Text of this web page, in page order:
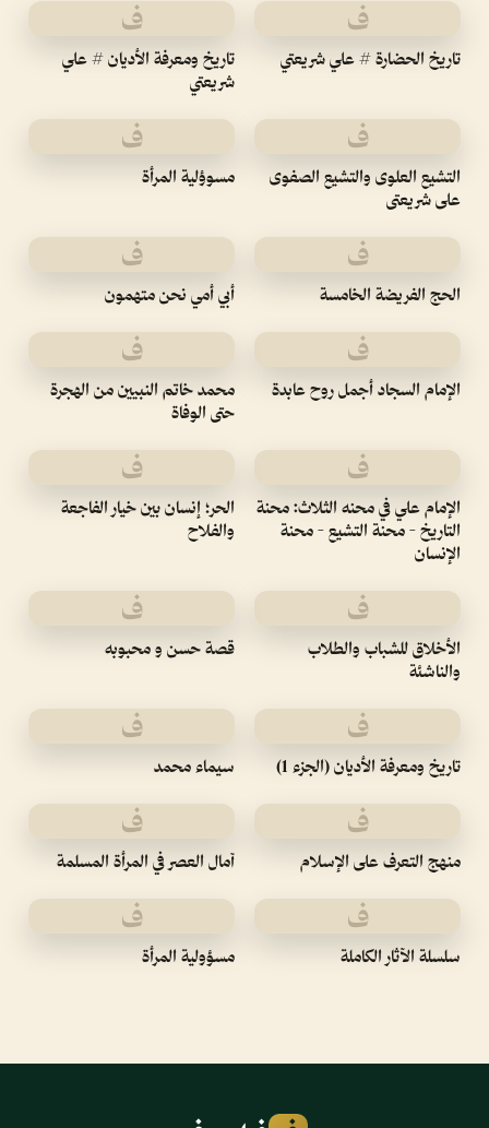
ف
تاريخ الحضارة # علي شريعتي
ف
تاريخ ومعرفة الأديان # علي
شريعتي
ف
التشيع العلوى والتشيع الصفوى
على شريعتى
ف
مسوؤلية المرأة
ف
الحج الفريضة الخامسة
ف
أبي أمي نحن متهمون
ف
الإمام السجاد أجمل روح عابدة
ف
محمد خاتم النبيين من الهجرة
حتى الوفاة
ف
الإمام علي في محنه الثلاث: محنة
التاريخ - محنة التشيع - محنة
الإنسان
ف
الحر؛ إنسان بين خيار الفاجعة
والفلاح
ف
الأخلاق للشباب والطلاب
والناشئة
ف
قصة حسن و محبوبه
ف
تاريخ ومعرفة الأديان (الجزء 1)
ف
سيماء محمد
ف
منهج التعرف على الإسلام
ف
آمال العصر في المرأة المسلمة
ف
سلسلة الآثار الكاملة
ف
مسؤولية المرأة